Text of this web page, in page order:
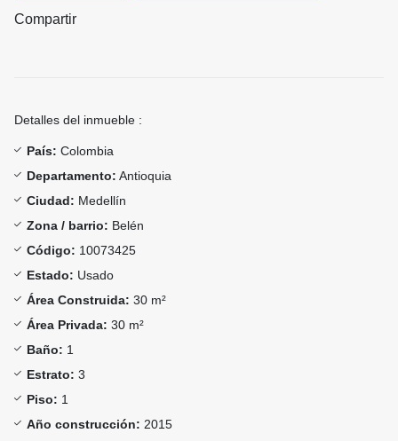
Compartir
Detalles del inmueble :
País: Colombia
Departamento: Antioquia
Ciudad: Medellín
Zona / barrio: Belén
Código: 10073425
Estado: Usado
Área Construida: 30 m²
Área Privada: 30 m²
Baño: 1
Estrato: 3
Piso: 1
Año construcción: 2015